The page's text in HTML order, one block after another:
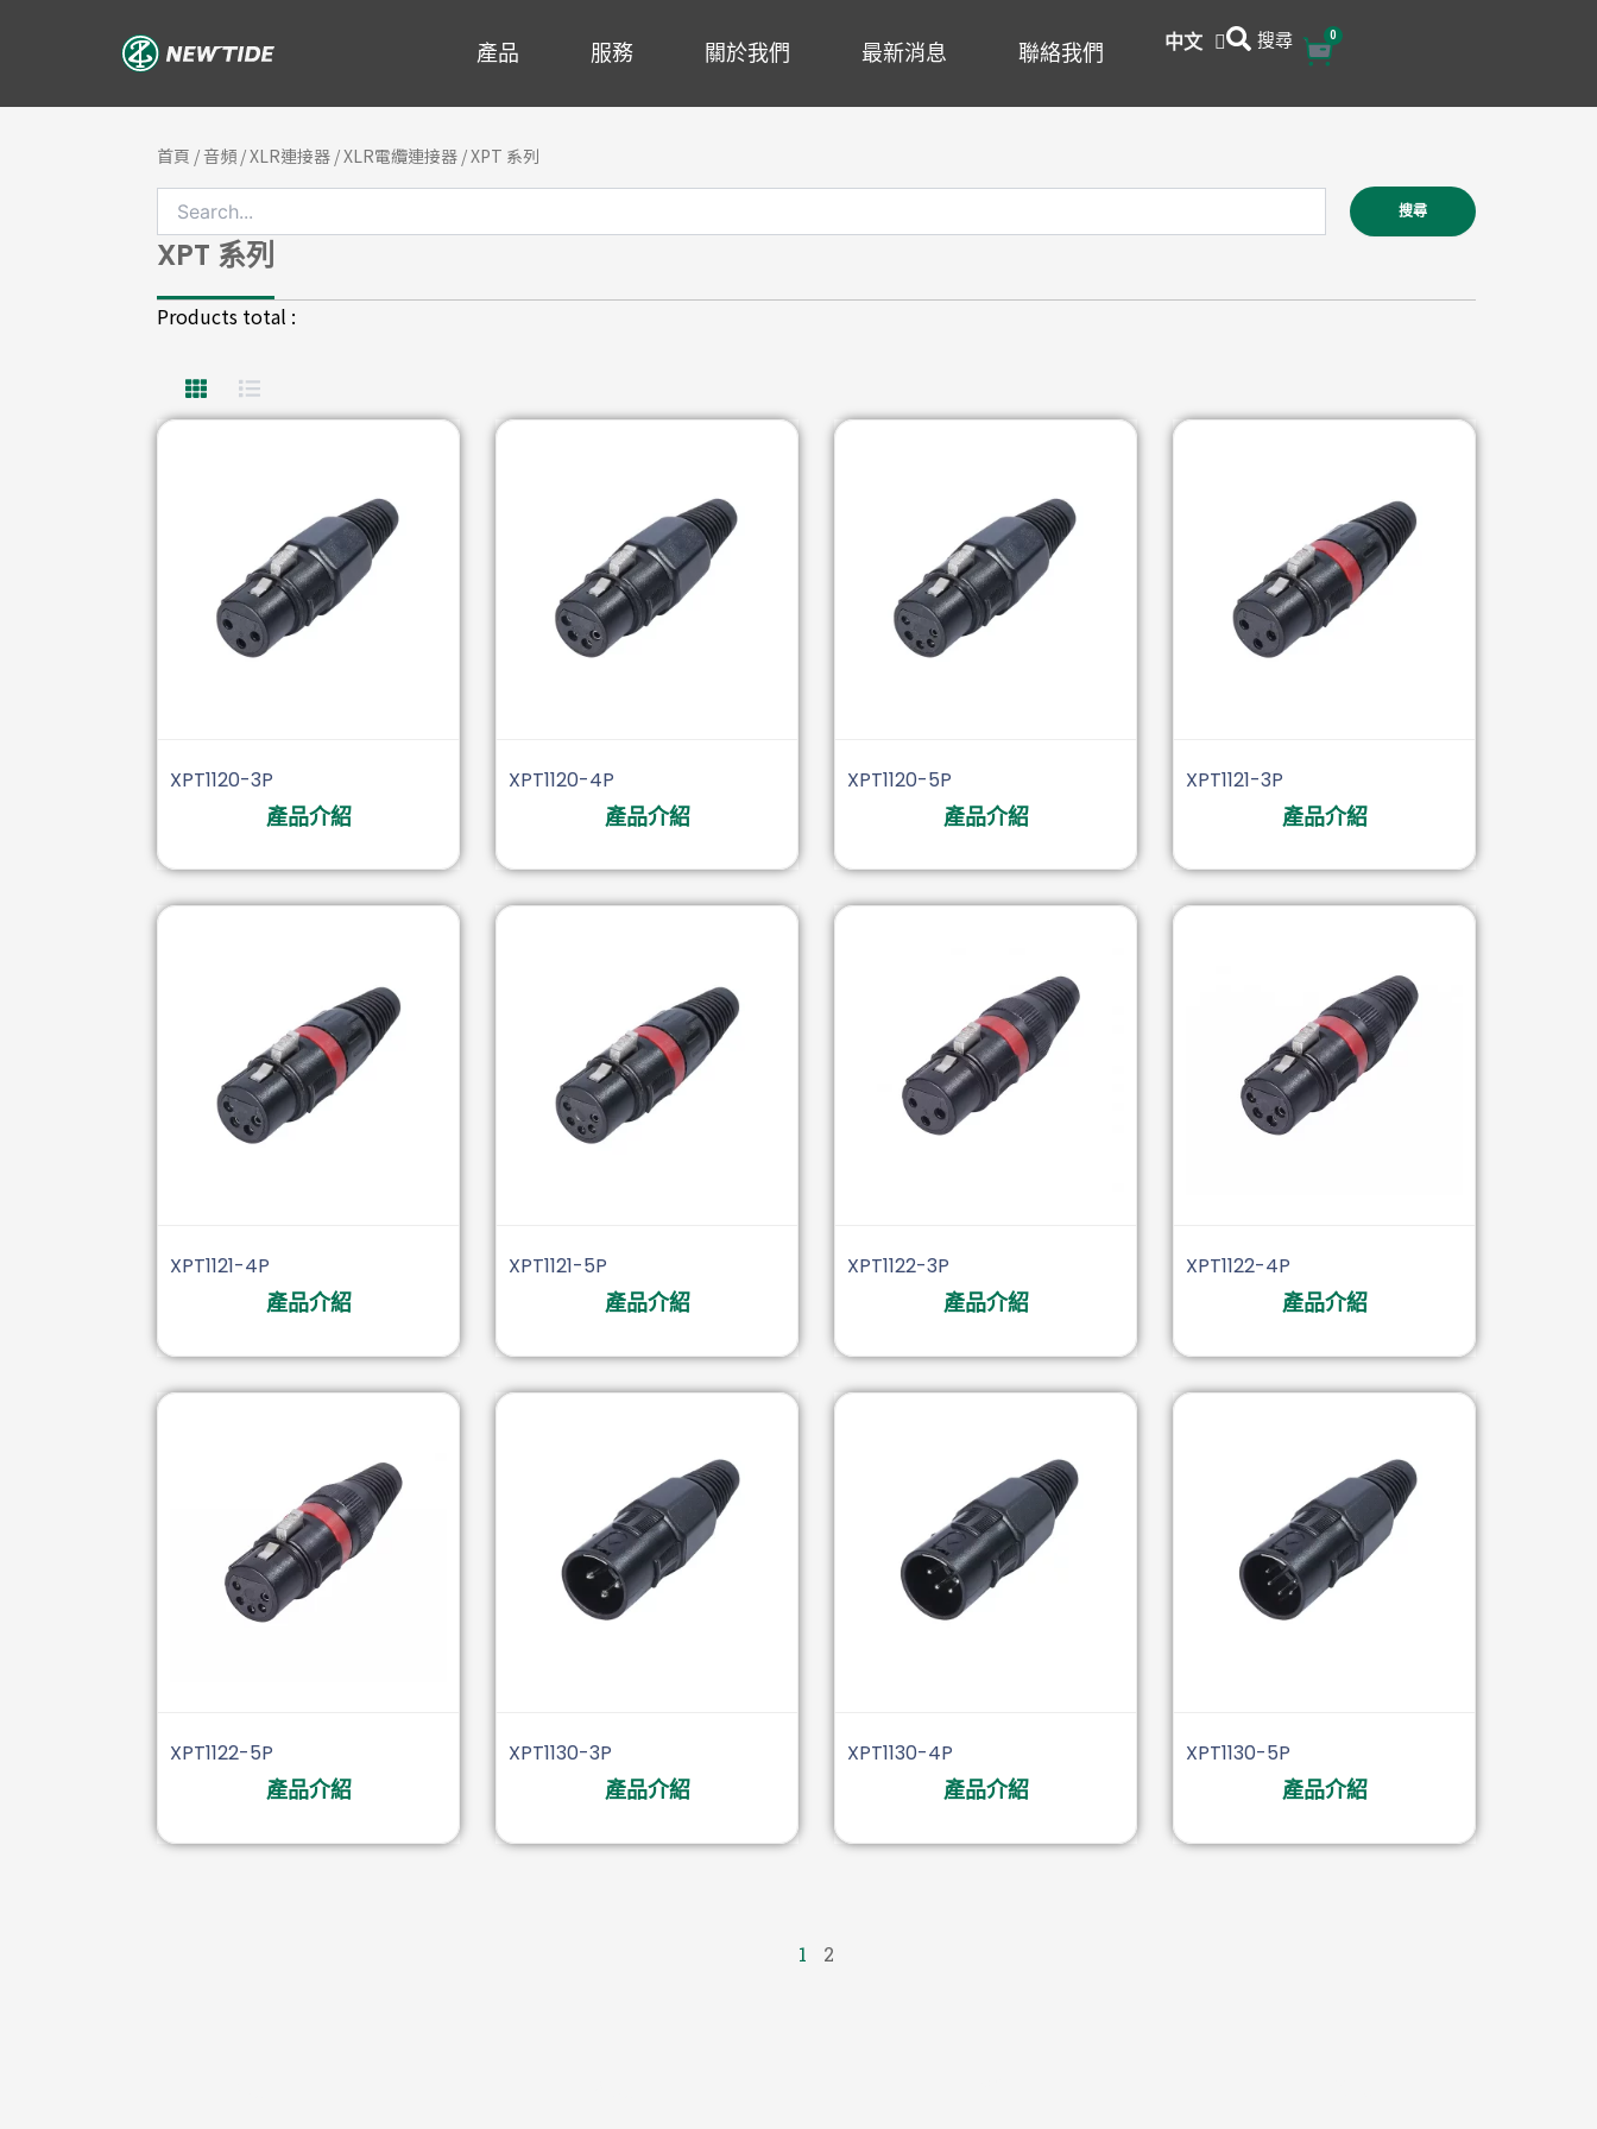
要
產品 服務 關於我們 最新消息 聯絡我們 中文
English 搜尋 0購
籃
首頁 /音頻 /XLR連接器 /XLR電纜連接器 / XPT 系列
搜尋
XPT 系列
Products total :
XPT1120-3P
產品介紹
XPT1120-4P
產品介紹
XPT1120-5P
產品介紹
XPT1121-3P
產品介紹
XPT1121-4P
產品介紹
XPT1121-5P
產品介紹
XPT1122-3P
產品介紹
XPT1122-4P
產品介紹
XPT1122-5P
產品介紹
XPT1130-3P
產品介紹
XPT1130-4P
產品介紹
XPT1130-5P
產品介紹
頁
1
頁
2